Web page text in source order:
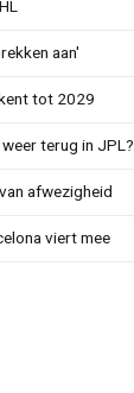
aan'
tot 2029
terug in JPL?
afwezigheid
viert mee